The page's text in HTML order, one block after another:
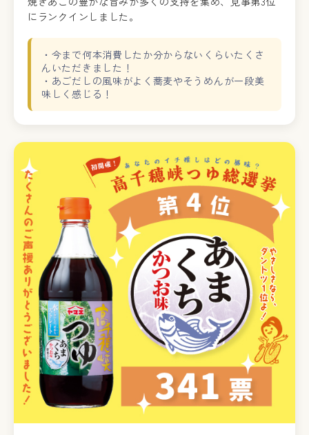
にランクインしました。
・今まで何本消費したか分からないくらいたくさ
んいただきました！
・あごだしの風味がよく蕎麦やそうめんが一段美
味しく感じる！